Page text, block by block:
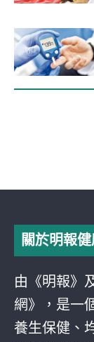
關於明報
由《明報》
網》，是一
養生保健、